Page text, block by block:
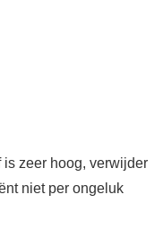
is zeer hoog, verwijder
niet per ongeluk